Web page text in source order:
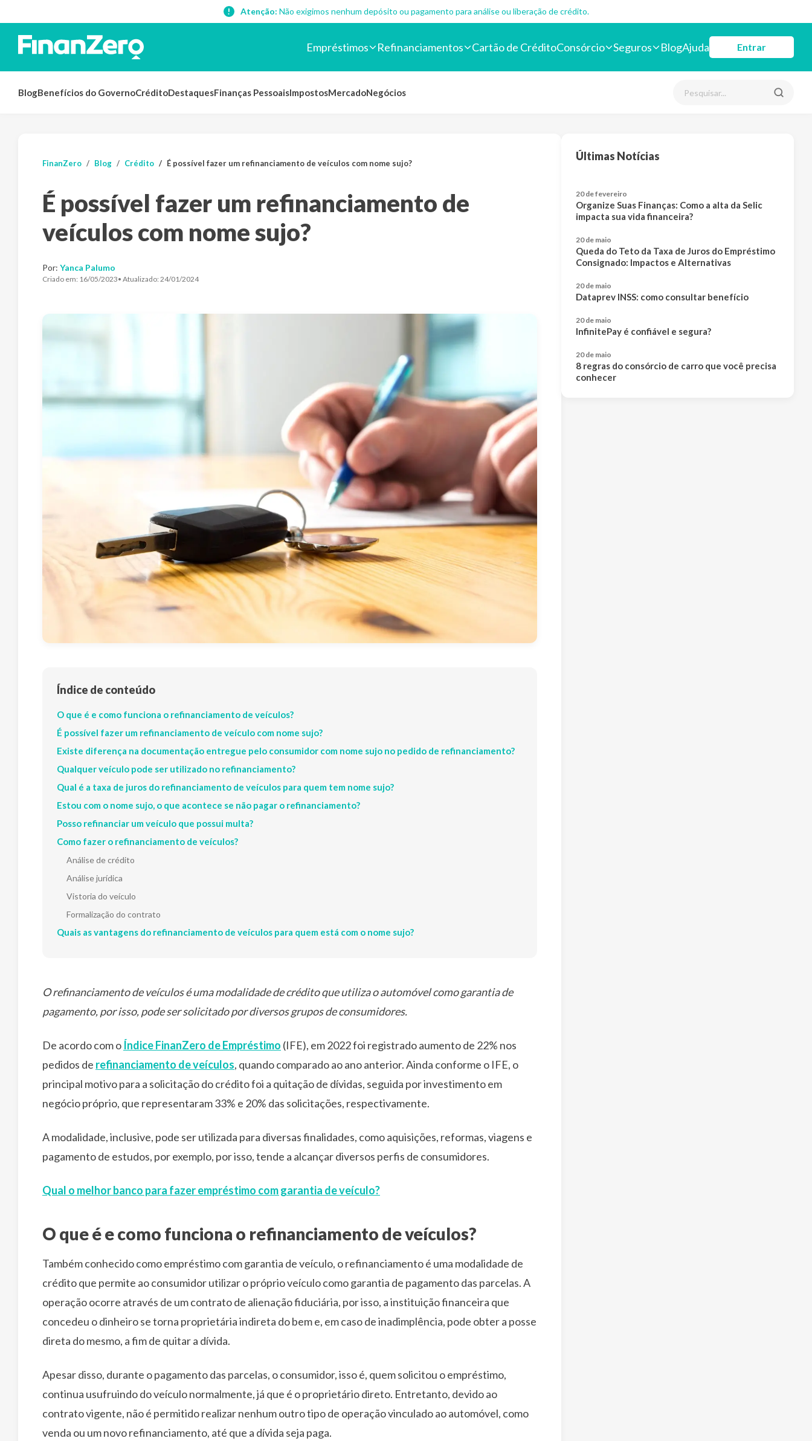
Atenção: Não exigimos nenhum depósito ou pagamento para análise ou liberação de crédito.
Empréstimos Refinanciamentos Cartão de CréditoConsórcio Seguros BlogAjuda Entrar
BlogBenefícios do GovernoCréditoDestaquesFinanças PessoaisImpostosMercadoNegócios
FinanZero Blog Crédito É possível fazer um refinanciamento de veículos com nome sujo?
É possível fazer um refinanciamento de
veículos com nome sujo?
Por: Yanca Palumo
Criado em: 16/05/2023• Atualizado: 24/01/2024
Índice de conteúdo
O que é e como funciona o refinanciamento de veículos?
É possível fazer um refinanciamento de veículo com nome sujo?
Existe diferença na documentação entregue pelo consumidor com nome sujo no pedido de refinanciamento?
Qualquer veículo pode ser utilizado no refinanciamento?
Qual é a taxa de juros do refinanciamento de veículos para quem tem nome sujo?
Estou com o nome sujo, o que acontece se não pagar o refinanciamento?
Posso refinanciar um veículo que possui multa?
Como fazer o refinanciamento de veículos?
Análise de crédito
Análise jurídica
Vistoria do veículo
Formalização do contrato
Quais as vantagens do refinanciamento de veículos para quem está com o nome sujo?
O refinanciamento de veículos é uma modalidade de crédito que utiliza o automóvel como garantia de
pagamento, por isso, pode ser solicitado por diversos grupos de consumidores.
De acordo com o Índice FinanZero de Empréstimo (IFE), em 2022 foi registrado aumento de 22% nos
pedidos de refinanciamento de veículos, quando comparado ao ano anterior. Ainda conforme o IFE, o
principal motivo para a solicitação do crédito foi a quitação de dívidas, seguida por investimento em
negócio próprio, que representaram 33% e 20% das solicitações, respectivamente.
A modalidade, inclusive, pode ser utilizada para diversas finalidades, como aquisições, reformas, viagens e
pagamento de estudos, por exemplo, por isso, tende a alcançar diversos perfis de consumidores.
Qual o melhor banco para fazer empréstimo com garantia de veículo?
O que é e como funciona o refinanciamento de veículos?
Também conhecido como empréstimo com garantia de veículo, o refinanciamento é uma modalidade de
crédito que permite ao consumidor utilizar o próprio veículo como garantia de pagamento das parcelas. A
operação ocorre através de um contrato de alienação fiduciária, por isso, a instituição financeira que
concedeu o dinheiro se torna proprietária indireta do bem e, em caso de inadimplência, pode obter a posse
direta do mesmo, a fim de quitar a dívida.
Apesar disso, durante o pagamento das parcelas, o consumidor, isso é, quem solicitou o empréstimo,
continua usufruindo do veículo normalmente, já que é o proprietário direto. Entretanto, devido ao
contrato vigente, não é permitido realizar nenhum outro tipo de operação vinculado ao automóvel, como
venda ou um novo refinanciamento, até que a dívida seja paga.
Últimas Notícias
20 de fevereiro
Organize Suas Finanças: Como a alta da Selic
impacta sua vida financeira?
20 de maio
Queda do Teto da Taxa de Juros do Empréstimo
Consignado: Impactos e Alternativas
20 de maio
Dataprev INSS: como consultar benefício
20 de maio
InfinitePay é confiável e segura?
20 de maio
8 regras do consórcio de carro que você precisa
conhecer